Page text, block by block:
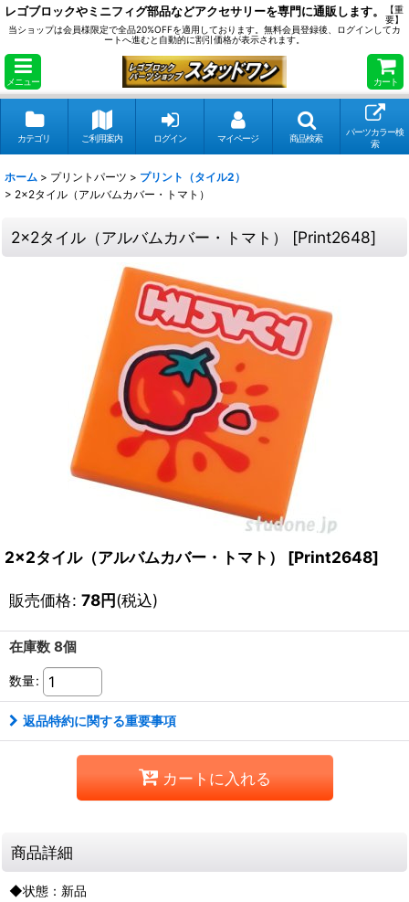
レゴブロックやミニフィグ部品などアクセサリーを専門に通販します。
【重
要】
当ショップは会員様限定で全品20%OFFを適用しております。無料会員登録後、ログインしてカ
ートへ進むと自動的に割引価格が表示されます。
メニュー カート
カテゴリ ご利用案内 ログイン マイページ 商品検索
パーツカラー検
索
ホーム > プリントパーツ > プリント（タイル2）
> 2x2タイル（アルバムカバー・トマト）
2x2タイル（アルバムカバー・トマト） [Print2648]
2x2タイル（アルバムカバー・トマト） [Print2648]
販売価格: 78円(税込)
在庫数 8個
数量:
返品特約に関する重要事項
カートに入れる
商品詳細
◆状態：新品